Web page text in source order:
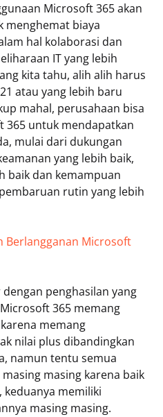
Microsoft 365 akan
menghemat biaya
hal kolaborasi dan
IT yang lebih
kita tahu, alih alih harus
atau yang lebih baru
mahal, perusahaan bisa
365 untuk mendapatkan
mulai dari dukungan
yang lebih baik,
baik dan kemampuan
rutin yang lebih
Berlangganan Microsoft
penghasilan yang
365 memang
memang
nilai plus dibandingkan
namun tentu semua
masing karena baik
keduanya memiliki
masing masing.